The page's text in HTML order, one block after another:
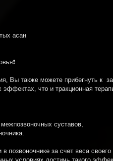
асан
Вы также можете прибегнуть к
что и тракционная
суставов,
за счет веса